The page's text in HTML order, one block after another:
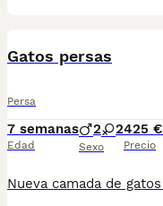
Gatos persas
Persa
7 semanas
Edad
2 2
Sexo
425 €
Precio